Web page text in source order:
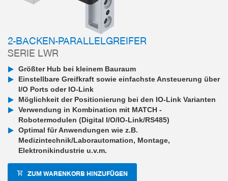
2-BACKEN-PARALLELGREIFER
SERIE LWR
Größter Hub bei kleinem Bauraum
Einstellbare Greifkraft sowie einfachste Ansteuerung über
I/O Ports oder IO-Link
Möglichkeit der Positionierung bei den IO-Link Varianten
Verwendung in Kombination mit MATCH -
Robotermodulen (Digital I/O/IO-Link/RS485)
Optimal für Anwendungen wie z.B.
Medizintechnik/Laborautomation, Montage,
Elektronikindustrie u.v.m.
ZUM WARENKORB HINZUFÜGEN